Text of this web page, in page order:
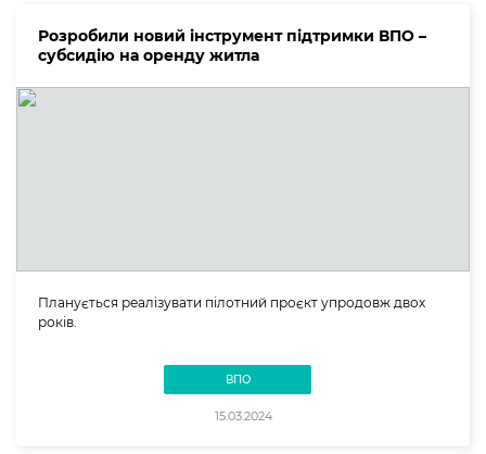
Розробили новий інструмент підтримки ВПО –
субсидію на оренду житла
Планується реалізувати пілотний проєкт упродовж двох
років.
ВПО
15.03.2024